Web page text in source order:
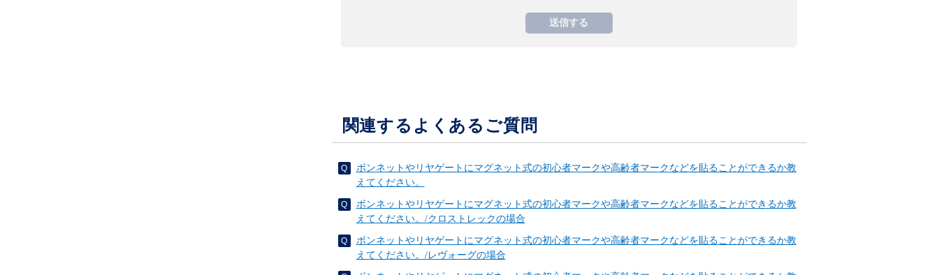
関連するよくあるご質問
ボンネットやリヤゲートにマグネット式の初心者マークや高齢者マークなどを貼ることができるか教
えてください。
ボンネットやリヤゲートにマグネット式の初心者マークや高齢者マークなどを貼ることができるか教
えてください。/クロストレックの場合
ボンネットやリヤゲートにマグネット式の初心者マークや高齢者マークなどを貼ることができるか教
えてください。/レヴォーグの場合